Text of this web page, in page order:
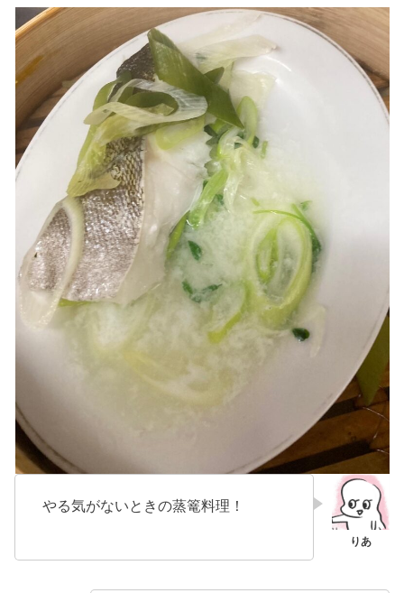
やる気がないときの蒸篭料理！